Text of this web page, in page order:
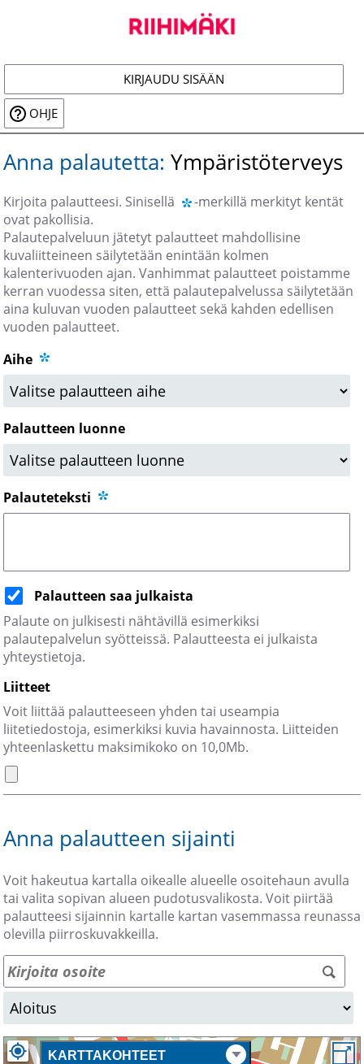
KIRJAUDU SISÄÄN
OHJE
Anna palautetta: Ympäristöterveys
Kirjoita palautteesi. Sinisellä
-merkillä merkityt kentät
ovat pakollisia.
Palautepalveluun jätetyt palautteet mahdollisine
kuvaliitteineen säilytetään enintään kolmen
kalenterivuoden ajan. Vanhimmat palautteet poistamme
kerran vuodessa siten, että palautepalvelussa säilytetään
aina kuluvan vuoden palautteet sekä kahden edellisen
vuoden palautteet.
Aihe
Palautteen luonne
Palauteteksti
Palautteen saa julkaista
Palaute on julkisesti nähtävillä esimerkiksi
palautepalvelun syötteissä. Palautteesta ei julkaista
yhteystietoja.
Liitteet
Voit liittää palautteeseen yhden tai useampia
liitetiedostoja, esimerkiksi kuvia havainnosta. Liitteiden
yhteenlaskettu maksimikoko on 10,0Mb.
Anna palautteen sijainti
Voit hakeutua kartalla oikealle alueelle osoitehaun avulla
tai valita sopivan alueen pudotusvalikosta. Voit piirtää
palautteesi sijainnin kartalle kartan vasemmassa reunassa
olevilla piirroskuvakkeilla.
KARTTAKOHTEET